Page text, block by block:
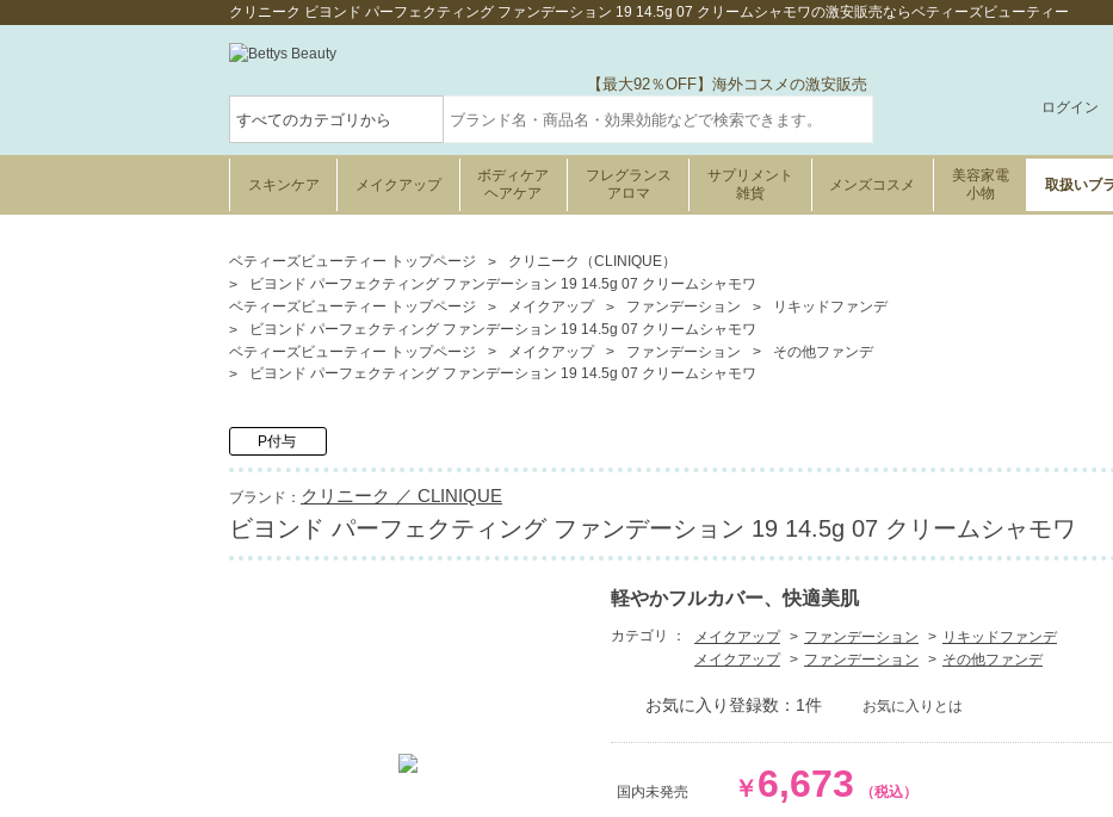
クリニーク ビヨンド パーフェクティング ファンデーション 19 14.5g 07 クリームシャモワの激安販売ならベティーズビューティー
【最大92％OFF】海外コスメの激安販売
ログイン
スキンケア メイクアップ
ボディケア
ヘアケア
フレグランス
アロマ
サプリメント
雑貨
メンズコスメ
美容家電
小物
取扱いブ
ベティーズビューティー トップページ
クリニーク（CLINIQUE）
ビヨンド パーフェクティング ファンデーション 19 14.5g 07 クリームシャモワ
ベティーズビューティー トップページ
メイクアップ ファンデーション
リキッドファンデ
ビヨンド パーフェクティング ファンデーション 19 14.5g 07 クリームシャモワ
ベティーズビューティー トップページ
メイクアップ ファンデーション
その他ファンデ
ビヨンド パーフェクティング ファンデーション 19 14.5g 07 クリームシャモワ
P付与
ブランド： クリニーク ／ CLINIQUE
ビヨンド パーフェクティング ファンデーション 19 14.5g 07 クリームシャモワ
軽やかフルカバー、快適美肌
カテゴリ ： メイクアップ ファンデーション
リキッドファンデ
メイクアップ
ファンデーション その他ファンデ
お気に入り登録数：1件 お気に入りとは
国内未発売 ￥6,673 （税込）